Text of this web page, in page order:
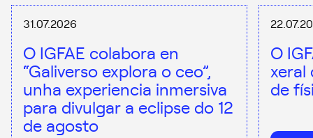
31.07.2026
O IGFAE colabora en
“Galiverso explora o ceo”,
unha experiencia inmersiva
para divulgar a eclipse do 12
de agosto
O
xeral
de